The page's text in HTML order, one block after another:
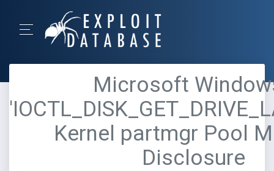
Microsoft
Kernel partmgr Pool
Disclosure